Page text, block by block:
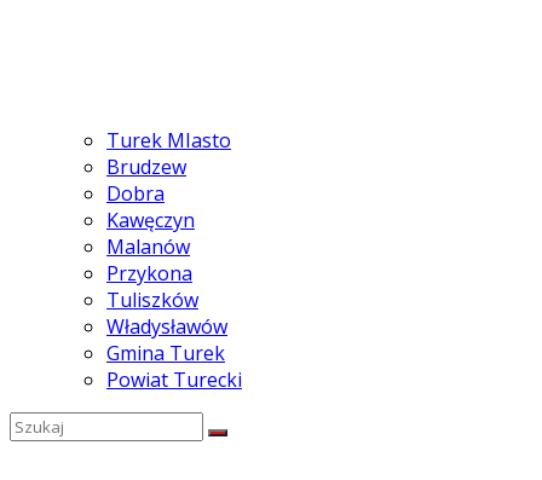
Turek MIasto
Brudzew
Dobra
Kawęczyn
Malanów
Przykona
Tuliszków
Władysławów
Gmina Turek
Powiat Turecki